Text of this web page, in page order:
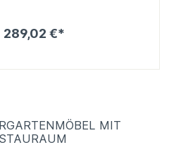
289,02 €*
MIT